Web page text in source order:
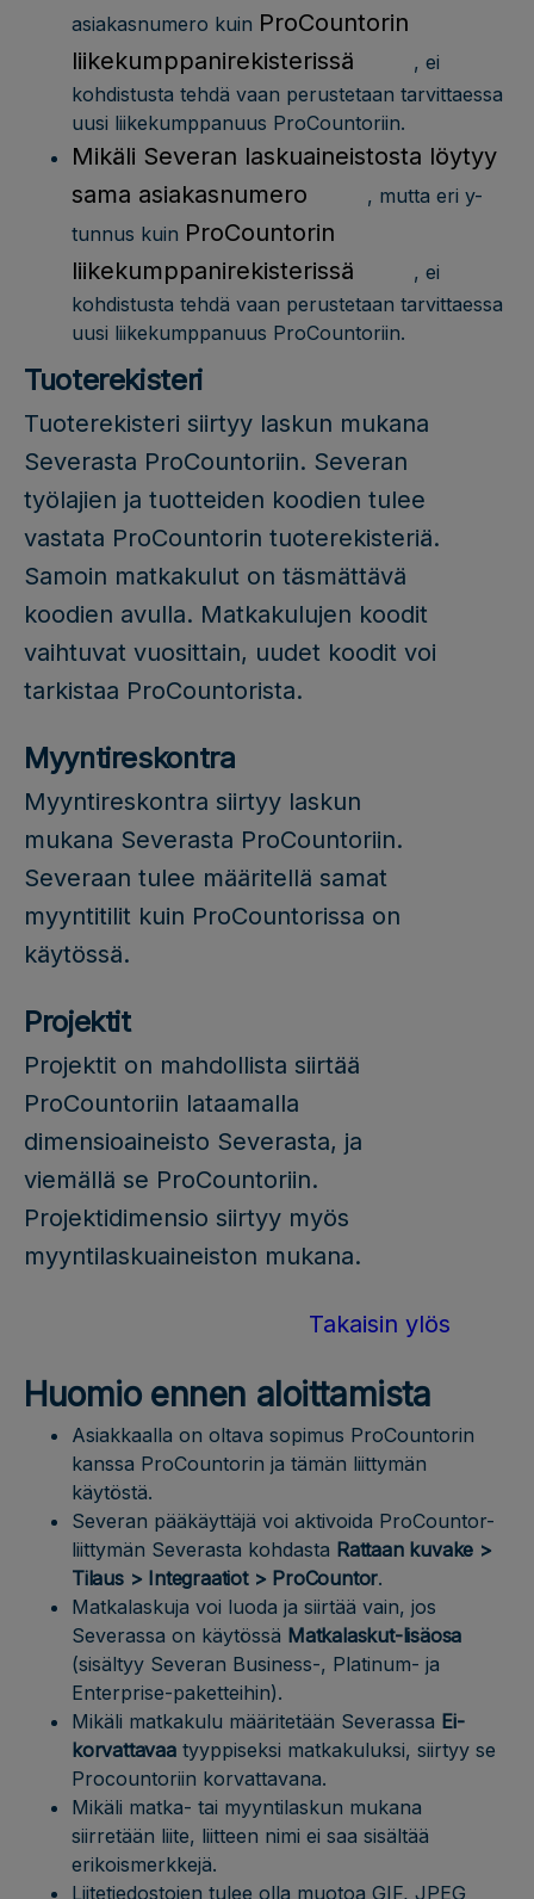
asiakasnumero kuin ProCountorin
liikekumppanirekisterissä
, ei
kohdistusta tehdä vaan perustetaan tarvittaessa
uusi liikekumppanuus ProCountoriin.
Mikäli Severan laskuaineistosta löytyy
sama asiakasnumero
, mutta eri y-
tunnus kuin ProCountorin
liikekumppanirekisterissä
, ei
kohdistusta tehdä vaan perustetaan tarvittaessa
uusi liikekumppanuus ProCountoriin.
Tuoterekisteri
Tuoterekisteri siirtyy laskun mukana
Severasta ProCountoriin. Severan
työlajien ja tuotteiden koodien tulee
vastata ProCountorin tuoterekisteriä.
Samoin matkakulut on täsmättävä
koodien avulla. Matkakulujen koodit
vaihtuvat vuosittain, uudet koodit voi
tarkistaa ProCountorista.
Myyntireskontra
Myyntireskontra siirtyy laskun
mukana Severasta ProCountoriin.
Severaan tulee määritellä samat
myyntitilit kuin ProCountorissa on
käytössä.
Projektit
Projektit on mahdollista siirtää
ProCountoriin lataamalla
dimensioaineisto Severasta, ja
viemällä se ProCountoriin.
Projektidimensio siirtyy myös
myyntilaskuaineiston mukana.
Takaisin ylös
Huomio ennen aloittamista
Asiakkaalla on oltava sopimus ProCountorin
kanssa ProCountorin ja tämän liittymän
käytöstä.
Severan pääkäyttäjä voi aktivoida ProCountor-
liittymän Severasta kohdasta Rattaan kuvake >
Tilaus > Integraatiot > ProCountor.
Matkalaskuja voi luoda ja siirtää vain, jos
Severassa on käytössä Matkalaskut-lisäosa
(sisältyy Severan Business-, Platinum- ja
Enterprise-paketteihin).
Mikäli matkakulu määritetään Severassa Ei-
korvattavaatyyppiseksi matkakuluksi, siirtyy se
Procountoriin korvattavana.
Mikäli matka- tai myyntilaskun mukana
siirretään liite, liitteen nimi ei saa sisältää
erikoismerkkejä.
Liitetiedostojen tulee olla muotoa GIF, JPEG